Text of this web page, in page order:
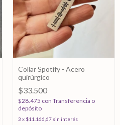
Collar Spotify - Acero
quirúrgico
$33.500
$28.475 con Transferencia o
depósito
3 x $11.166,67 sin interés